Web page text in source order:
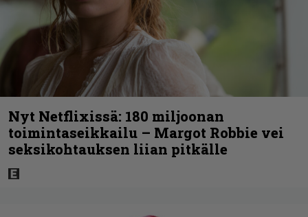
Nyt Netflixissä: 180 miljoonan
toimintaseikkailu – Margot Robbie vei
seksikohtauksen liian pitkälle